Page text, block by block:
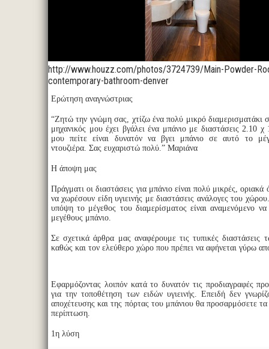
http://www.houzz.com/photos/3724739/Main-Powder-
contemporary-bathroom-denver
Ερώτηση αναγνώστριας
“Ζητώ την γνώμη σας, χτίζω ένα πολύ μικρό διαμερισματάκι
μηχανικός μου έχει βγάλει ένα μπάνιο με διαστάσεις 2.10
μου πείτε είναι δυνατόν να βγει μπάνιο σε αυτό το
ντουζιέρα. Σας ευχαριστώ πολύ.” Μαριάνα
Η άποψη μας
Πράγματι οι διαστάσεις για μπάνιο είναι πολύ μικρές, οριακά
να χωρέσουν είδη υγιεινής με διαστάσεις ανάλογες του
υπόψη το μέγεθος του διαμερίσματος είναι αναμενόμενο να
μεγέθους μπάνιο.
Σε σχετικά άρθρα μας αναφέρουμε τις τυπικές διαστάσεις
καθώς και τον ελεύθερο χώρο που πρέπει να αφήνεται γύρω
Εφαρμόζοντας λοιπόν κατά το δυνατόν τις προδιαγραφές
για την τοποθέτηση των ειδών υγιεινής. Επειδή δεν
αποχέτευσης και της πόρτας του μπάνιου θα προσαρμόσετε τα
περίπτωση.
1η λύση